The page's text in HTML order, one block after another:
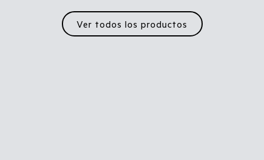
Ver todos los productos